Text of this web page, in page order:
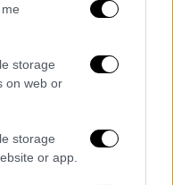
storage
on web or
storage
or app.
κατάρριψη
τρομοκρατικές
κόσμο», δήλωσε